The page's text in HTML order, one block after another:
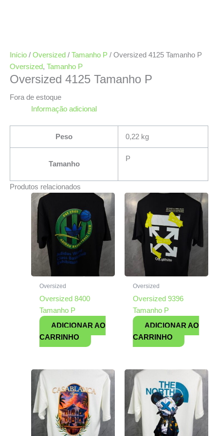
Início / Oversized / Tamanho P / Oversized 4125 Tamanho P
Oversized, Tamanho P
Oversized 4125 Tamanho P
Fora de estoque
Informação adicional
Peso 0,22 kg
Tamanho
P
Produtos relacionados
Oversized
Oversized 8400
Tamanho P
ADICIONAR AO
CARRINHO
Oversized
Oversized 9396
Tamanho P
ADICIONAR AO
CARRINHO